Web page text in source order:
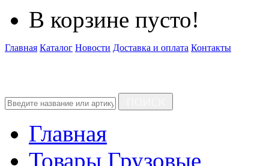
В корзине пусто!
Главная Каталог Новости Доставка и оплата Контакты
Главная
Товары Грузовые